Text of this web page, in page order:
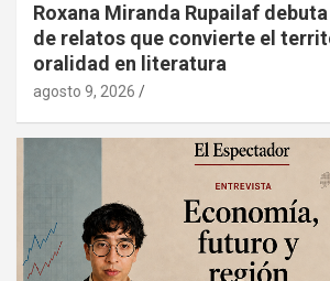
Roxana Miranda Rupailaf
de relatos que convierte el
oralidad en literatura
agosto 9, 2026